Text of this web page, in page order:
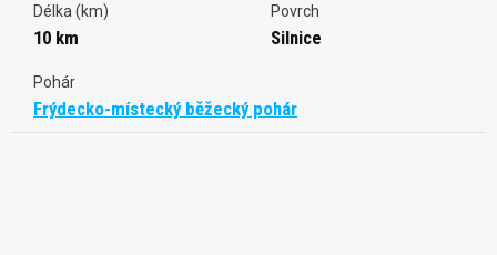
Délka (km)
10 km
Povrch
Silnice
Pohár
Frýdecko-místecký běžecký pohár